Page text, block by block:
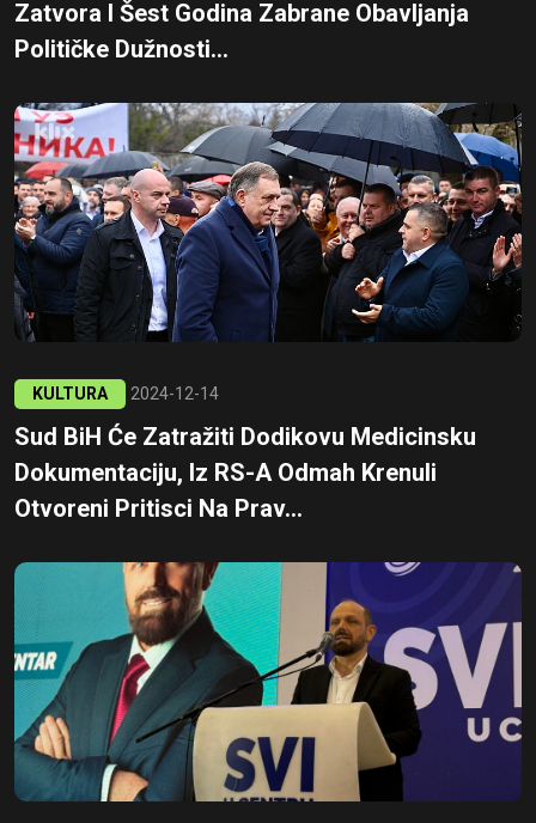
Zatvora I Šest Godina Zabrane Obavljanja
Političke Dužnosti...
KULTURA 2024-12-14
Sud BiH Će Zatražiti Dodikovu Medicinsku
Dokumentaciju, Iz RS-A Odmah Krenuli
Otvoreni Pritisci Na Prav...